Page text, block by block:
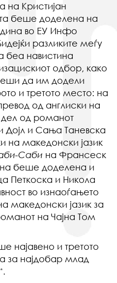
на Кристијан
беше доделена на
во ЕУ Инфо
разликите меѓу
беа навистина
одбор, како
да им додели
и третото место: на
од англиски на
дел од романот
Дојл и Сања Таневска
на македонски јазик
Саби на Франсеск
беше доделена и
Петкоска и Никола
во изнаоѓањето
македонски јазик за
на Чајна Том
најавено и третото
за најдобар млад